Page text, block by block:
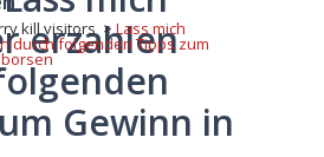
kill visitors >Lass mich
durch folgenden Tipps zum
erzahlen
Gewinn in